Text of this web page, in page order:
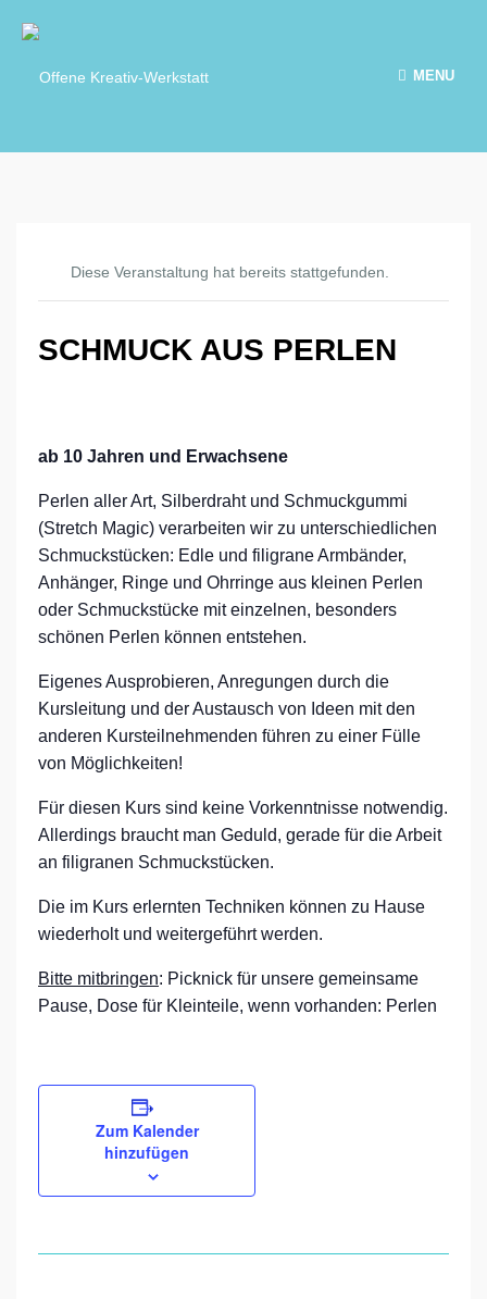
MENU
Diese Veranstaltung hat bereits stattgefunden.
SCHMUCK AUS PERLEN
ab 10 Jahren und Erwachsene
Perlen aller Art, Silberdraht und Schmuckgummi
(Stretch Magic) verarbeiten wir zu unterschiedlichen
Schmuckstücken: Edle und filigrane Armbänder,
Anhänger, Ringe und Ohrringe aus kleinen Perlen
oder Schmuckstücke mit einzelnen, besonders
schönen Perlen können entstehen.
Eigenes Ausprobieren, Anregungen durch die
Kursleitung und der Austausch von Ideen mit den
anderen Kursteilnehmenden führen zu einer Fülle
von Möglichkeiten!
Für diesen Kurs sind keine Vorkenntnisse notwendig.
Allerdings braucht man Geduld, gerade für die Arbeit
an filigranen Schmuckstücken.
Die im Kurs erlernten Techniken können zu Hause
wiederholt und weitergeführt werden.
Bitte mitbringen: Picknick für unsere gemeinsame
Pause, Dose für Kleinteile, wenn vorhanden: Perlen
Zum Kalender
hinzufügen